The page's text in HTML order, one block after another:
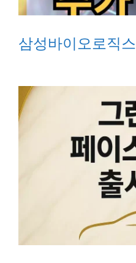
삼성바이오로직